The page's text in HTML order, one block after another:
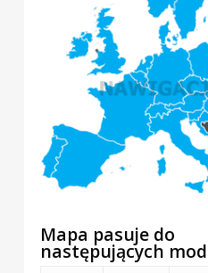
Mapa pasuje do
następujących